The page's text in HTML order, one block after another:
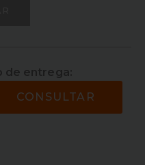
de entrega:
CONSULTAR